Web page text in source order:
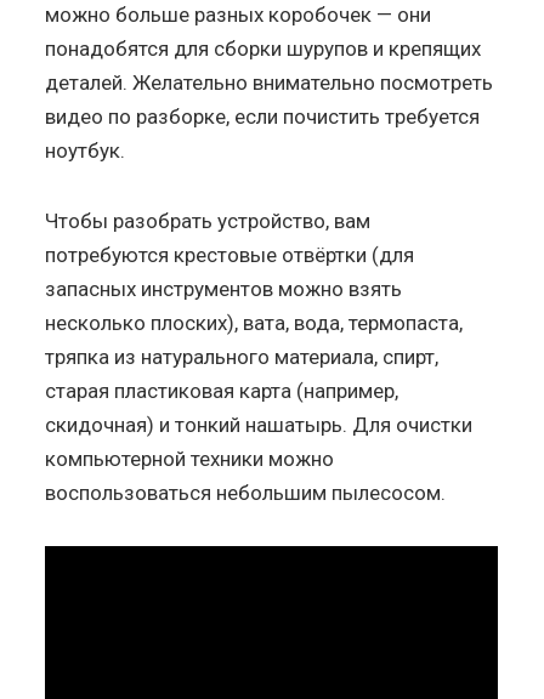
можно больше разных коробочек — они
понадобятся для сборки шурупов и крепящих
деталей. Желательно внимательно посмотреть
видео по разборке, если почистить требуется
ноутбук.
Чтобы разобрать устройство, вам
потребуются крестовые отвёртки (для
запасных инструментов можно взять
несколько плоских), вата, вода, термопаста,
тряпка из натурального материала, спирт,
старая пластиковая карта (например,
скидочная) и тонкий нашатырь. Для очистки
компьютерной техники можно
воспользоваться небольшим пылесосом.